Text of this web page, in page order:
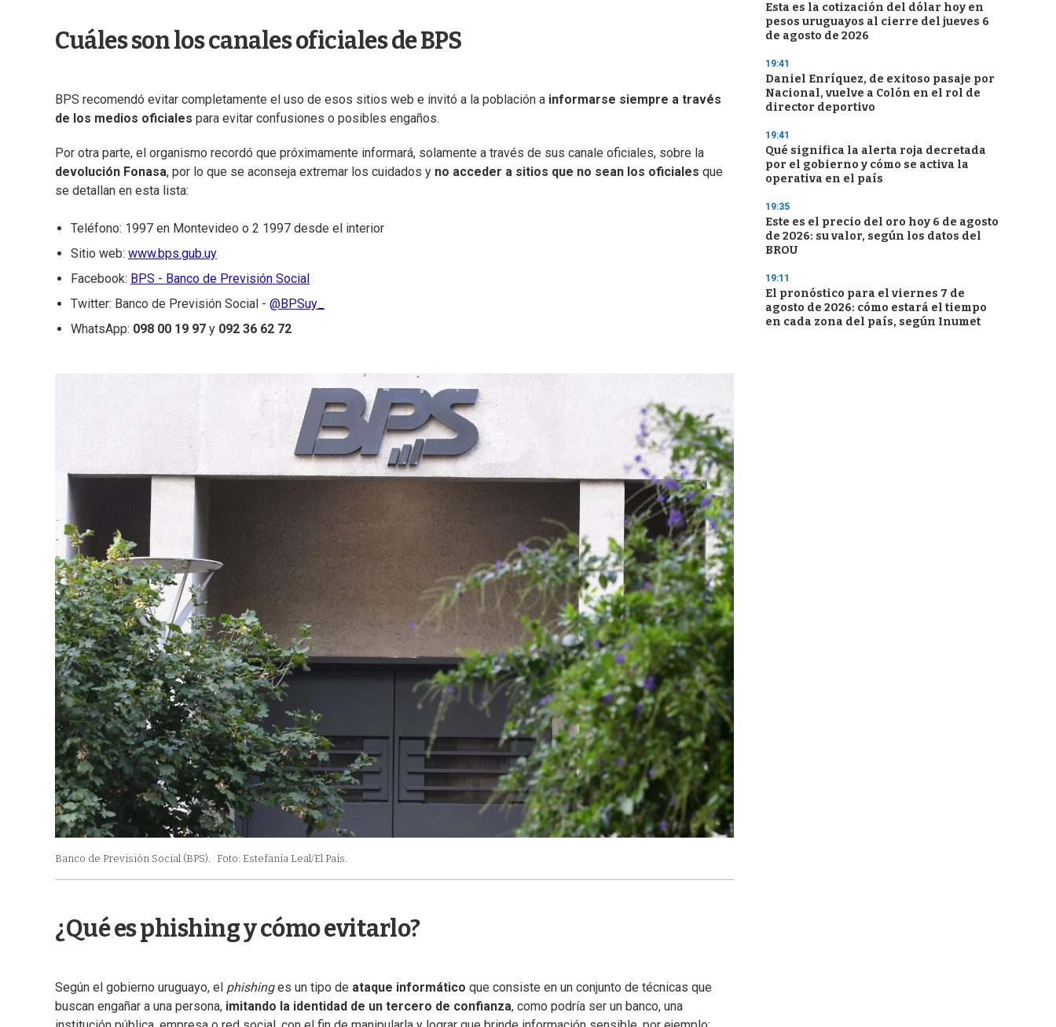
Cuáles son los canales oficiales de BPS
BPS recomendó evitar completamente el uso de esos sitios web e invitó a la población a informarse siempre a través
de los medios oficiales para evitar confusiones o posibles engaños.
Por otra parte, el organismo recordó que próximamente informará, solamente a través de sus canale oficiales, sobre la
devolución Fonasa, por lo que se aconseja extremar los cuidados y no acceder a sitios que no sean los oficiales que
se detallan en esta lista:
Teléfono: 1997 en Montevideo o 2 1997 desde el interior
Sitio web: www.bps.gub.uy
Facebook: BPS - Banco de Previsión Social
Twitter: Banco de Previsión Social - @BPSuy_
WhatsApp: 098 00 19 97 y 092 36 62 72
Banco de Previsión Social (BPS). Foto: Estefanía Leal/El País.
¿Qué es phishing y cómo evitarlo?
Según el gobierno uruguayo, el phishinges un tipo de ataque informático que consiste en un conjunto de técnicas que
buscan engañar a una persona, imitando la identidad de un tercero de confianza, como podría ser un banco, una
Esta es la cotización del dólar hoy en
pesos uruguayos al cierre del jueves 6
de agosto de 2026
19:41
Daniel Enríquez, de exitoso pasaje por
Nacional, vuelve a Colón en el rol de
director deportivo
19:41
Qué significa la alerta roja decretada
por el gobierno y cómo se activa la
operativa en el país
19:35
Este es el precio del oro hoy 6 de agosto
de 2026: su valor, según los datos del
BROU
19:11
El pronóstico para el viernes 7 de
agosto de 2026: cómo estará el tiempo
en cada zona del país, según Inumet